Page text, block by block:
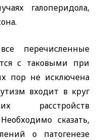
галоперидола,
перечисленные
с таковыми при
пор не исключена
входит в круг
расстройств
сказать,
о патогенезе